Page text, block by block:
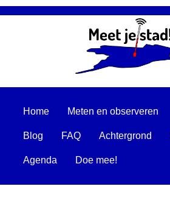
Home Meten en observeren
Blog FAQ Achtergrond
Agenda Doe mee!